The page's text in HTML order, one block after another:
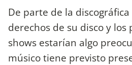
De parte de la
derechos de su disco y
shows estarían algo
músico tiene previsto